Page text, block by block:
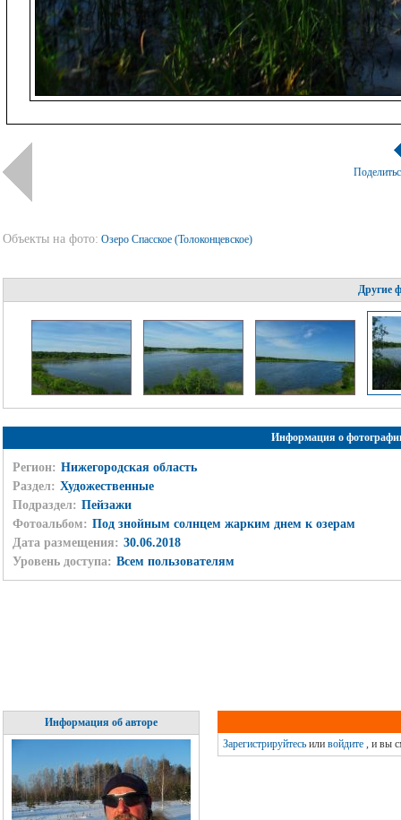
Объекты на фото: Озеро Спасское (Толоконцевское)
Другие
Информация о
Регион: Нижегородская область
Раздел: Художественные
Подраздел: Пейзажи
Фотоальбом: Под знойным солнцем жарким днем к озерам
Дата размещения: 30.06.2018
Уровень доступа: Всем пользователям
Информация об авторе
Зарегистрируйтесьили войдите, и вы